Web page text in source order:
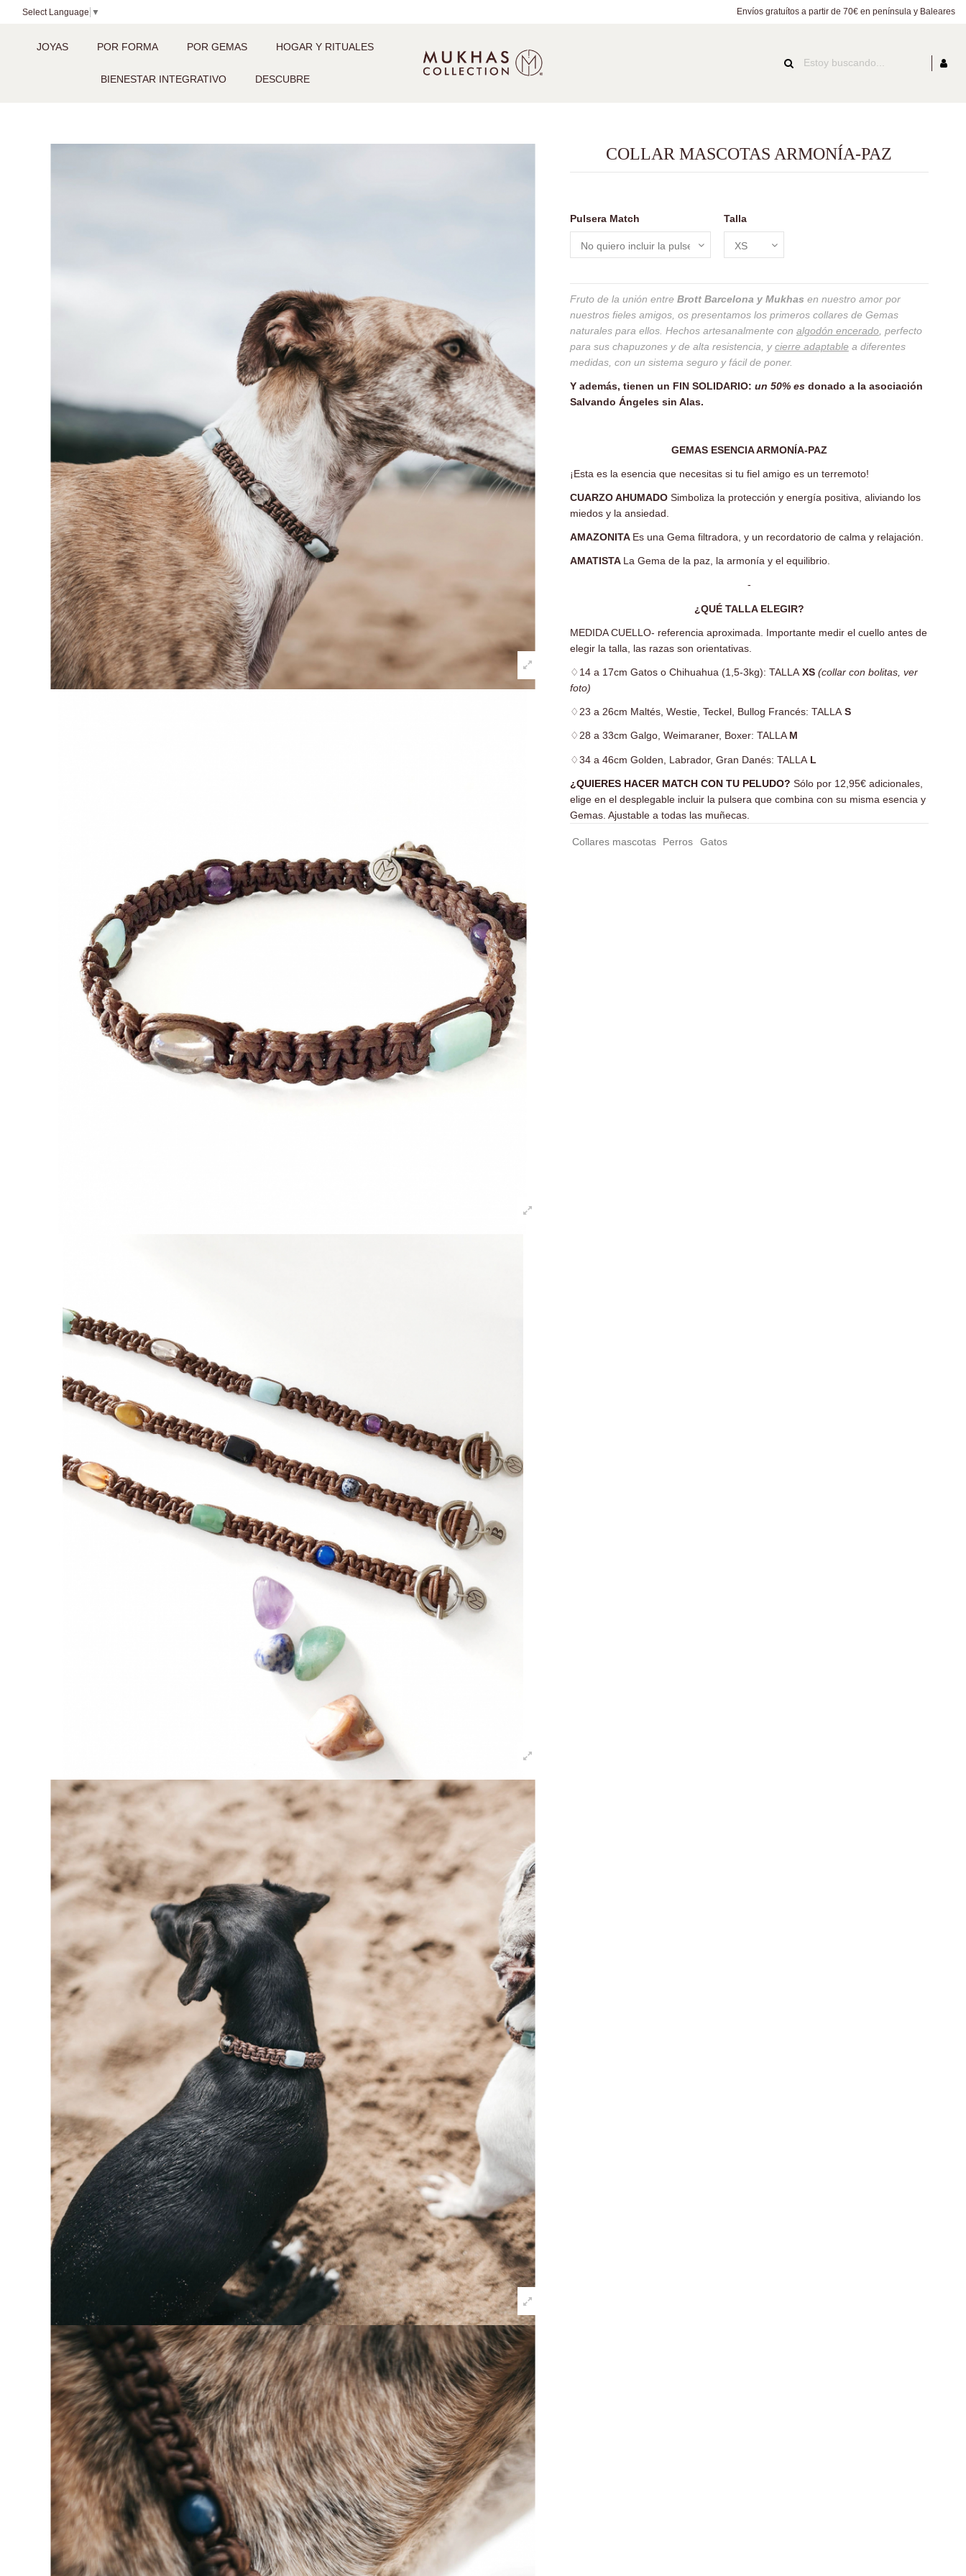
Select Language ▼ Envíos gratuítos a partir de 70€ en península y Baleares
JOYAS POR FORMA POR GEMAS HOGAR Y RITUALES
BIENESTAR INTEGRATIVO DESCUBRE
COLLAR MASCOTAS ARMONÍA-PAZ
Pulsera Match Talla
Fruto de la unión entre Brott Barcelona y Mukhas en nuestro amor por
nuestros fieles amigos, os presentamos los primeros collares de Gemas
naturales para ellos. Hechos artesanalmente con algodón encerado, perfecto
para sus chapuzones y de alta resistencia, ycierre adaptable a diferentes
medidas, con un sistema seguro y fácil de poner.
Y además, tienen un FIN SOLIDARIO: un 50% esdonado a la asociación
Salvando Ángeles sin Alas.
GEMAS ESENCIA ARMONÍA-PAZ
¡Esta es la esencia que necesitas si tu fiel amigo es un terremoto!
CUARZO AHUMADOSimboliza la protección y energía positiva, aliviando los
miedos y la ansiedad.
AMAZONITA Es una Gema filtradora, y un recordatorio de calma y relajación.
AMATISTA La Gema de la paz, la armonía y el equilibrio.
-
¿QUÉ TALLA ELEGIR?
MEDIDA CUELLO- referencia aproximada. Importante medir el cuello antes de
elegir la talla, las razas son orientativas.
♢ 14 a 17cm Gatos o Chihuahua (1,5-3kg): TALLAXS (collar con bolitas, ver
foto)
♢23 a 26cm Maltés, Westie, Teckel, Bullog Francés: TALLAS
♢28 a 33cm Galgo, Weimaraner, Boxer: TALLAM
♢34 a 46cm Golden, Labrador, Gran Danés: TALLAL
¿QUIERES HACER MATCH CON TU PELUDO? Sólo por 12,95€ adicionales,
elige en el desplegable incluir la pulsera que combina con su misma esencia y
Gemas. Ajustable a todas las muñecas.
Collares mascotas Perros Gatos